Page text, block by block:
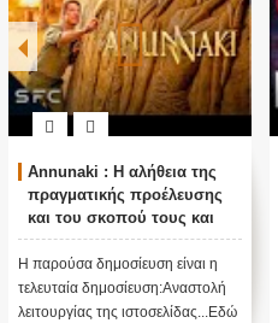
Annunaki : Η αλήθεια της
πραγματικής προέλευσης
και του σκοπού τους και
αναστολή λειτουργίας μας
....
Η παρούσα δημοσίευση είναι η
τελευταία δημοσίευση:Αναστολή
λειτουργίας της ιστοσελίδας...Εδώ